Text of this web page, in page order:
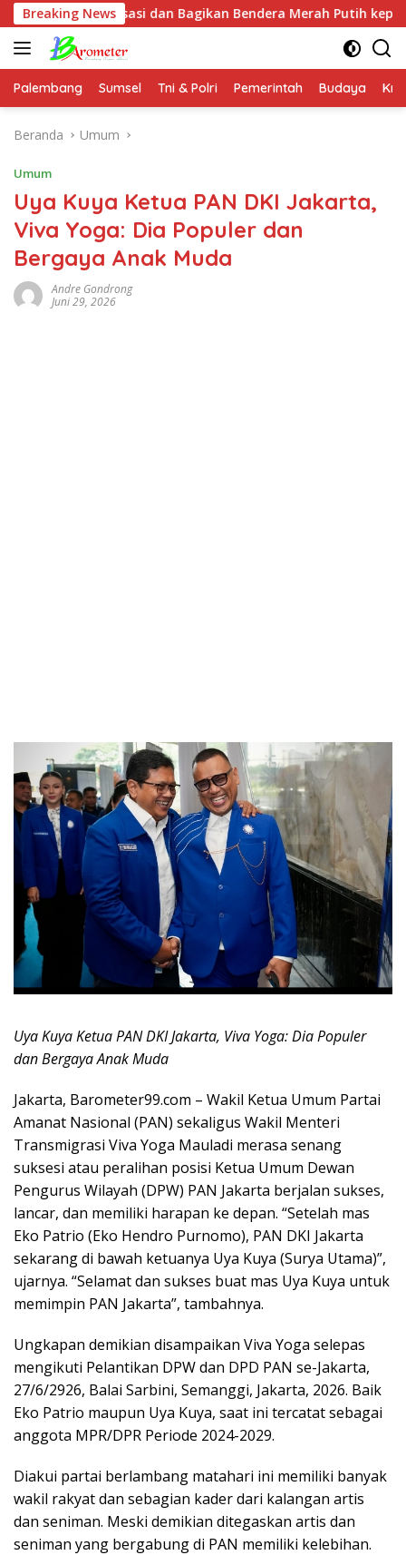
Langsung
ke
konten
Breaking News
dan Bagikan Bendera Merah Putih kepada Warga dan
Palembang Sumsel Tni & Polri Pemerintah Budaya
Beranda Umum
Umum
Uya Kuya Ketua PAN DKI Jakarta,
Viva Yoga: Dia Populer dan
Bergaya Anak Muda
Andre Gondrong
Juni 29, 2026
Uya Kuya Ketua PAN DKI Jakarta, Viva Yoga: Dia Populer
dan Bergaya Anak Muda
Jakarta, Barometer99.com – Wakil Ketua Umum Partai
Amanat Nasional (PAN) sekaligus Wakil Menteri
Transmigrasi Viva Yoga Mauladi merasa senang
suksesi atau peralihan posisi Ketua Umum Dewan
Pengurus Wilayah (DPW) PAN Jakarta berjalan sukses,
lancar, dan memiliki harapan ke depan. “Setelah mas
Eko Patrio (Eko Hendro Purnomo), PAN DKI Jakarta
sekarang di bawah ketuanya Uya Kuya (Surya Utama)”,
ujarnya. “Selamat dan sukses buat mas Uya Kuya untuk
memimpin PAN Jakarta”, tambahnya.
Ungkapan demikian disampaikan Viva Yoga selepas
mengikuti Pelantikan DPW dan DPD PAN se-Jakarta,
27/6/2926, Balai Sarbini, Semanggi, Jakarta, 2026. Baik
Eko Patrio maupun Uya Kuya, saat ini tercatat sebagai
anggota MPR/DPR Periode 2024-2029.
Diakui partai berlambang matahari ini memiliki banyak
wakil rakyat dan sebagian kader dari kalangan artis
dan seniman. Meski demikian ditegaskan artis dan
seniman yang bergabung di PAN memiliki kelebihan.